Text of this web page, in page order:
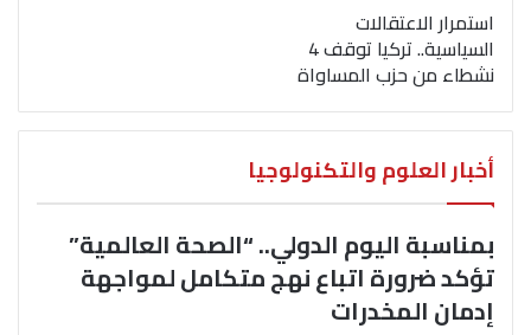
استمرار الاعتقالات
السياسية.. تركيا توقف 4
نشطاء من حزب المساواة
أخبار العلوم والتكنولوجيا
بمناسبة اليوم الدولي.. “الصحة العالمية”
تؤكد ضرورة اتباع نهج متكامل لمواجهة
إدمان المخدرات